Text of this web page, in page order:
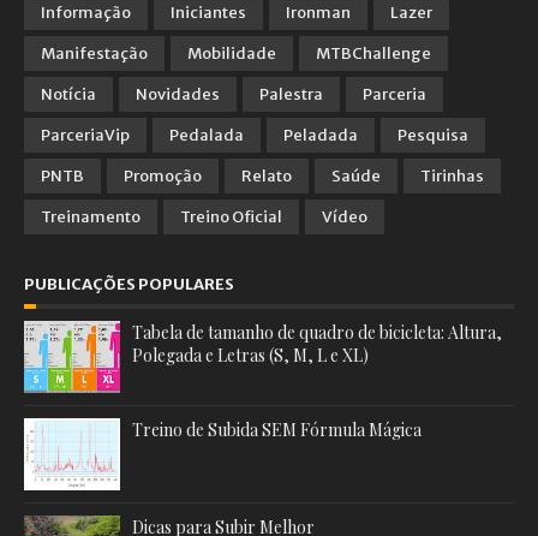
Informação
Iniciantes Ironman
Lazer
Manifestação
Mobilidade
MTBChallenge
Notícia
Novidades Palestra
Parceria
ParceriaVip
Pedalada Peladada
Pesquisa
PNTB
Promoção Relato Saúde
Tirinhas
Treinamento
Treino Oficial Vídeo
PUBLICAÇÕES POPULARES
Tabela de tamanho de quadro de bicicleta: Altura,
Polegada e Letras (S, M, L e XL)
Treino de Subida SEM Fórmula Mágica
Dicas para Subir Melhor